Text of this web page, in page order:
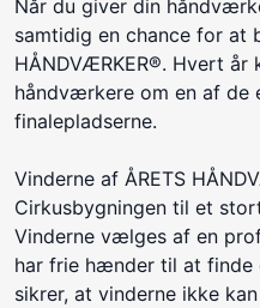
Når du giver din
samtidig en chance for at
HÅNDVÆRKER®. Hvert
håndværkere om en af de
finalepladserne.
Vinderne af ÅRETS
Cirkusbygningen til et
Vinderne vælges af en
har frie hænder til at finde
sikrer, at vinderne ikke